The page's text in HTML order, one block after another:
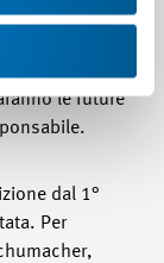
fino alla
passaggio
le future
dal 1°
Per